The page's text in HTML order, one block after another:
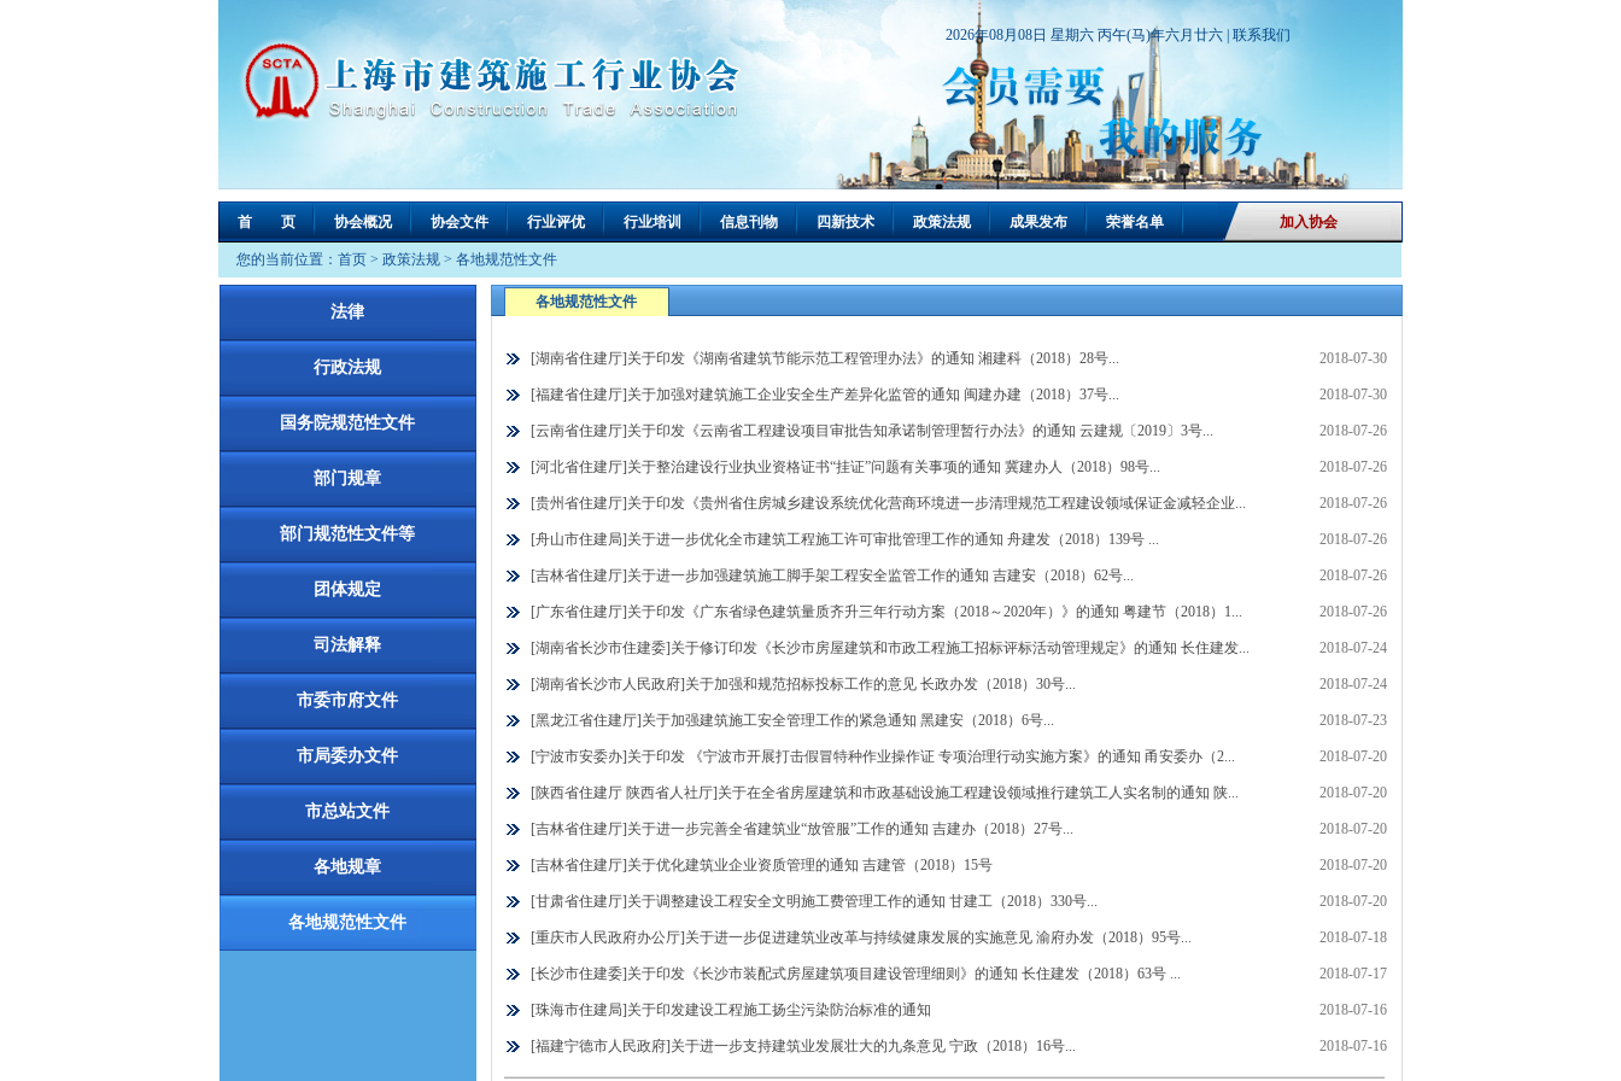
2026年08月08日 星期六 丙午(马)年六月廿六 | 联系我们
首 页 协会概况 协会文件 行业评优 行业培训 信息刊物 四新技术 政策法规 成果发布 荣誉名单 加入协会
您的当前位置： 首页 > 政策法规 > 各地规范性文件
法律
行政法规
国务院规范性文件
部门规章
部门规范性文件等
团体规定
司法解释
市委市府文件
市局委办文件
市总站文件
各地规章
各地规范性文件
各地规范性文件
[湖南省住建厅]关于印发《湖南省建筑节能示范工程管理办法》的通知 湘建科（2018）28号... 2018-07-30
[福建省住建厅]关于加强对建筑施工企业安全生产差异化监管的通知 闽建办建（2018）37号... 2018-07-30
[云南省住建厅]关于印发《云南省工程建设项目审批告知承诺制管理暂行办法》的通知 云建规〔2019〕3号... 2018-07-26
[河北省住建厅]关于整治建设行业执业资格证书“挂证”问题有关事项的通知 冀建办人（2018）98号... 2018-07-26
[贵州省住建厅]关于印发《贵州省住房城乡建设系统优化营商环境进一步清理规范工程建设领域保证金减轻企业... 2018-07-26
[舟山市住建局]关于进一步优化全市建筑工程施工许可审批管理工作的通知 舟建发（2018）139号 ... 2018-07-26
[吉林省住建厅]关于进一步加强建筑施工脚手架工程安全监管工作的通知 吉建安（2018）62号... 2018-07-26
[广东省住建厅]关于印发《广东省绿色建筑量质齐升三年行动方案（2018～2020年）》的通知 粤建节（2018）1... 2018-07-26
[湖南省长沙市住建委]关于修订印发《长沙市房屋建筑和市政工程施工招标评标活动管理规定》的通知 长住建发... 2018-07-24
[湖南省长沙市人民政府]关于加强和规范招标投标工作的意见 长政办发（2018）30号... 2018-07-24
[黑龙江省住建厅]关于加强建筑施工安全管理工作的紧急通知 黑建安（2018）6号... 2018-07-23
[宁波市安委办]关于印发 《宁波市开展打击假冒特种作业操作证 专项治理行动实施方案》的通知 甬安委办（2... 2018-07-20
[陕西省住建厅 陕西省人社厅]关于在全省房屋建筑和市政基础设施工程建设领域推行建筑工人实名制的通知 陕... 2018-07-20
[吉林省住建厅]关于进一步完善全省建筑业“放管服”工作的通知 吉建办（2018）27号... 2018-07-20
[吉林省住建厅]关于优化建筑业企业资质管理的通知 吉建管（2018）15号 2018-07-20
[甘肃省住建厅]关于调整建设工程安全文明施工费管理工作的通知 甘建工（2018）330号... 2018-07-20
[重庆市人民政府办公厅]关于进一步促进建筑业改革与持续健康发展的实施意见 渝府办发（2018）95号... 2018-07-18
[长沙市住建委]关于印发《长沙市装配式房屋建筑项目建设管理细则》的通知 长住建发（2018）63号 ... 2018-07-17
[珠海市住建局]关于印发建设工程施工扬尘污染防治标准的通知 2018-07-16
[福建宁德市人民政府]关于进一步支持建筑业发展壮大的九条意见 宁政（2018）16号... 2018-07-16